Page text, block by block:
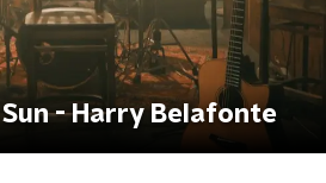
- Harry Belafonte